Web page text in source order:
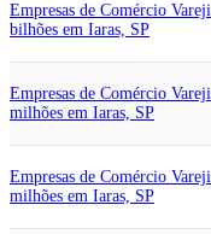
Empresas de Comércio
bilhões em Iaras, SP
Empresas de Comércio
milhões em Iaras, SP
Empresas de Comércio
milhões em Iaras, SP